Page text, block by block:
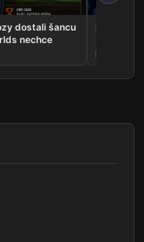
dostali šancu
nechce
Najnovšie
zahrá o
predstavil